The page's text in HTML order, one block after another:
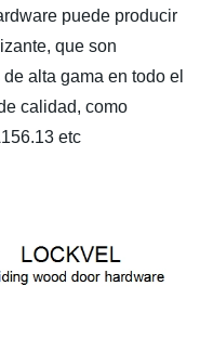
puede producir
que son
alta gama en todo el
calidad, como
etc